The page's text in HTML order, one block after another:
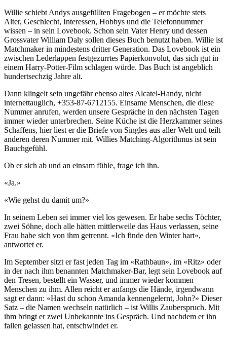
Willie schiebt Andys ausgefüllten Fragebogen – er möchte stets
Alter, Geschlecht, Interessen, Hobbys und die Telefonnummer
wissen – in sein Lovebook. Schon sein Vater Henry und dessen
Grossvater William Daly sollen dieses Buch benutzt haben. Willie ist
Matchmaker in mindestens dritter Generation. Das Lovebook ist ein
zwischen Lederlappen festgezurrtes Papierkonvolut, das sich gut in
einem Harry-Potter-Film schlagen würde. Das Buch ist angeblich
hundertsechzig Jahre alt.
Dann klingelt sein ungefähr ebenso altes Alcatel-Handy, nicht
internettauglich, +353-87-6712155. Einsame Menschen, die diese
Nummer anrufen, werden unsere Gespräche in den nächsten Tagen
immer wieder unterbrechen. Seine Küche ist die Herzkammer seines
Schaffens, hier liest er die Briefe von Singles aus aller Welt und teilt
anderen deren Nummer mit. Willies Matching-Algorithmus ist sein
Bauchgefühl.
Ob er sich ab und an einsam fühle, frage ich ihn.
«Ja.»
«Wie gehst du damit um?»
In seinem Leben sei immer viel los gewesen. Er habe sechs Töchter,
zwei Söhne, doch alle hätten mittlerweile das Haus verlassen, seine
Frau habe sich von ihm getrennt. «Ich finde den Winter hart»,
antwortet er.
Im September sitzt er fast jeden Tag im «Rathbaun», im «Ritz» oder
in der nach ihm benannten Matchmaker-Bar, legt sein Lovebook auf
den Tresen, bestellt ein Wasser, und immer wieder kommen
Menschen zu ihm. Allen reicht er anfangs die Hände, irgendwann
sagt er dann: «Hast du schon Amanda kennengelernt, John?» Dieser
Satz – die Namen wechseln natürlich – ist Willis Zauberspruch. Mit
ihm bringt er zwei Unbekannte ins Gespräch. Und nachdem er ihn
fallen gelassen hat, entschwindet er.